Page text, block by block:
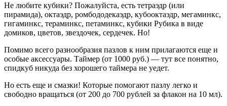
Не любите кубики? Пожалуйста, есть тетраэдр (или
пирамида), октаэдр, ромбододекаэдр, кубооктаэдр, мегаминкс,
гигаминкс, тераминкс, петаминкс, кубики Рубика в виде
домиков, цветов, звездочек, сердечек. Но!
Помимо всего разнообразия пазлов к ним прилагаются еще и
особые аксессуары. Таймер (от 1000 руб.) — тут все понятно,
спидкуб никуда без хорошего таймера не уедет.
Но есть еще и смазки! Которые помогают пазлу легко и
свободно вращаться (от 200 до 700 рублей за флакон на 10 мл).